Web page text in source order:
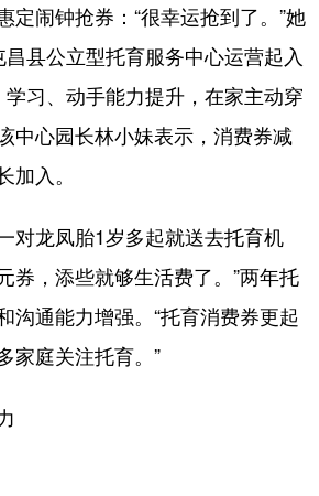
闹钟抢券：“很幸运抢到了。”她
县公立型托育服务中心运营起入
习、动手能力提升，在家主动穿
中心园长林小妹表示，消费券减
入。
龙凤胎1岁多起就送去托育机
券，添些就够生活费了。”两年托
沟通能力增强。“托育消费券更起
家庭关注托育。”